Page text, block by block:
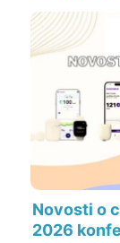
Novosti o
2026